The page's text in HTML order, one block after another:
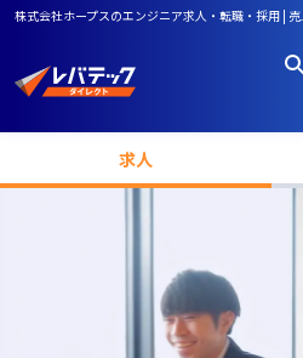
株式会社ホープスのエンジニア求人・転職・採用 |
求人